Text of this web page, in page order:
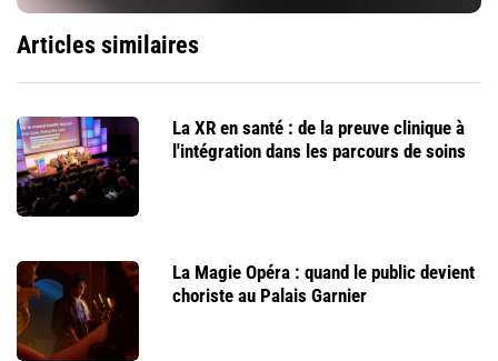
Articles similaires
La XR en santé : de la preuve clinique à
l'intégration dans les parcours de soins
La Magie Opéra : quand le public devient
choriste au Palais Garnier